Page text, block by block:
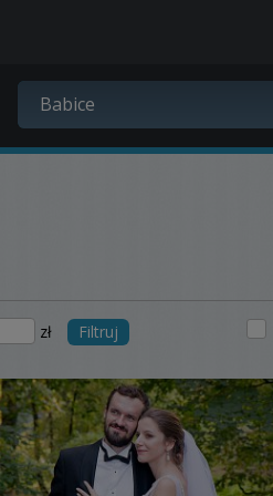
zł Filtruj